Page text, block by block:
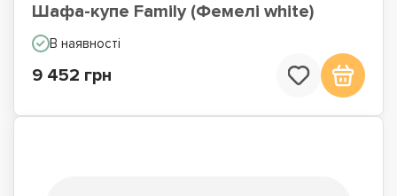
Шафа-купе Family (Фемелі white)
В наявності
9 452 грн